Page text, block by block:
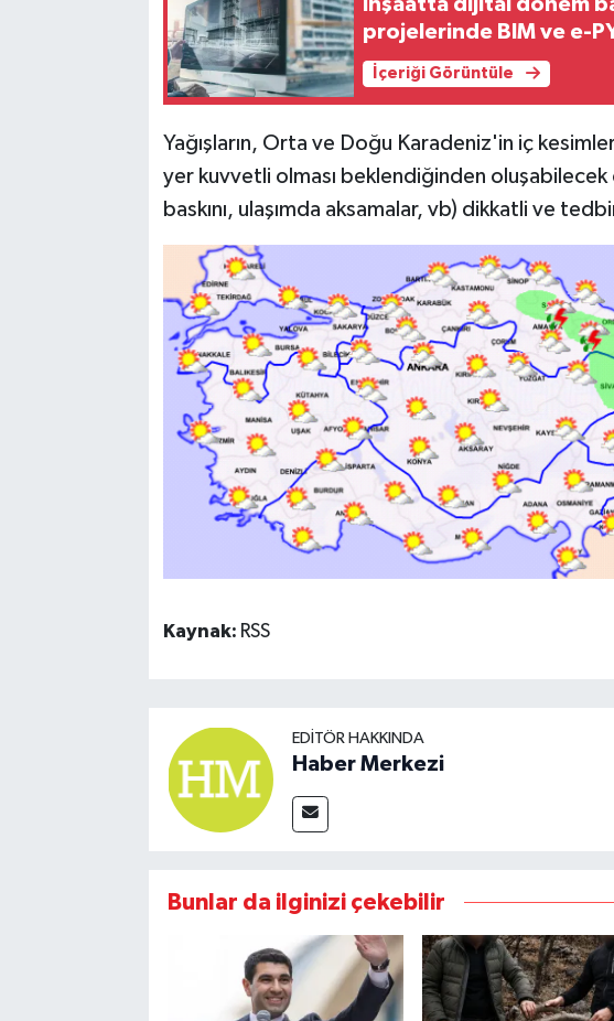
projelerinde BIM ve e-
İçeriği Görüntüle
Yağışların, Orta ve Doğu Karadeniz'in iç
yer kuvvetli olması beklendiğinden oluşabilecek
baskını, ulaşımda aksamalar, vb) dikkatli ve
Kaynak: RSS
EDITÖR HAKKINDA
Haber Merkezi
Bunlar da ilginizi çekebilir